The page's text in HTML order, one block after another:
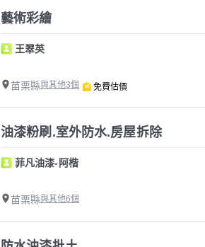
藝術彩繪
王翠英
苗栗縣與其他3個 免費估價
油漆粉刷.室外防水.房屋拆除
菲凡油漆-阿楷
苗栗縣與其他6個